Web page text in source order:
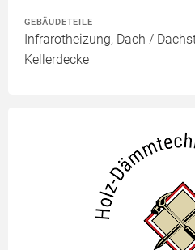
GEBÄUDETEILE
Infrarotheizung, Dach /
Kellerdecke